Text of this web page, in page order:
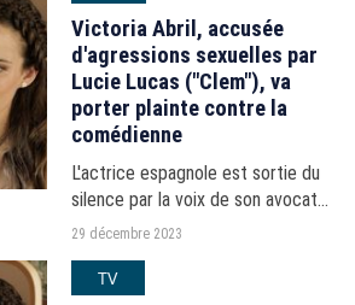
écrite".
Victoria Abril, accusée
d'agressions sexuelles par
Lucie Lucas ("Clem"), va
porter plainte contre la
comédienne
L'actrice espagnole est sortie du
silence par la voix de son avocat
dans les colonnes de "Libération"
29 décembre 2023
TV